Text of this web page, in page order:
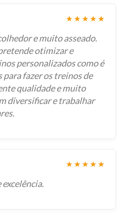
★★★★★
e muito asseado.
otimizar e
personalizados como é
para fazer os treinos de
qualidade e muito
diversificar e trabalhar
★★★★★